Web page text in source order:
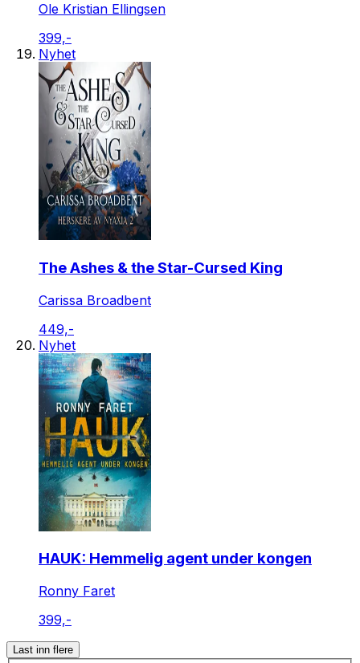
Ole Kristian Ellingsen
399,-
Nyhet
The Ashes & the Star-Cursed King
Carissa Broadbent
449,-
Nyhet
HAUK: Hemmelig agent under kongen
Ronny Faret
399,-
Last inn flere